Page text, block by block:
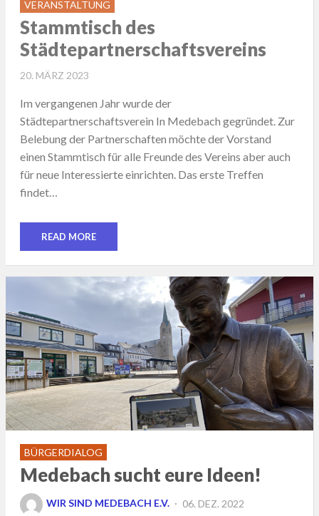
VERANSTALTUNG
Stammtisch des
Städtepartnerschaftsvereins
POSTED
20. MÄRZ 2023
Im vergangenen Jahr wurde der
Städtepartnerschaftsverein In Medebach gegründet. Zur
Belebung der Partnerschaften möchte der Vorstand
einen Stammtisch für alle Freunde des Vereins aber auch
für neue Interessierte einrichten. Das erste Treffen
findet…
READ MORE
BÜRGERDIALOG
Medebach sucht eure Ideen!
WIR SIND MEDEBACH E.V.
POSTED
06. DEZ. 2022